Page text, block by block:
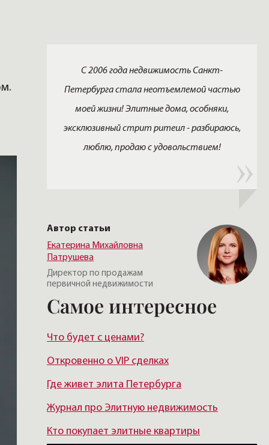
С 2006 года недвижимость Санкт-
Петербурга стала неотъемлемой частью
моей жизни! Элитные дома, особняки,
эксклюзивный стрит ритеил - разбираюсь,
люблю, продаю с удовольствием!
Автор статьи
Екатерина Михайловна
Патрушева
Директор по продажам
первичной недвижимости
Самое интересное
Что будет с ценами?
Откровенно о VIP сделках
Где живет элита Петербурга
Журнал про Элитную недвижимость
Кто покупает элитные квартиры